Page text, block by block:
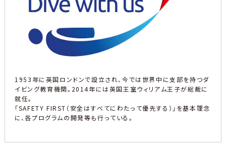
1953年に英国ロンドンで設立され、今では世界中に支部を持つダ
イビング教育機関。2014年には英国王室ウィリアム王子が総裁に
就任。
「SAFETY FIRST（安全はすべてにわたって優先する）」を基本理念
に、各プログラムの開発等も行っている。